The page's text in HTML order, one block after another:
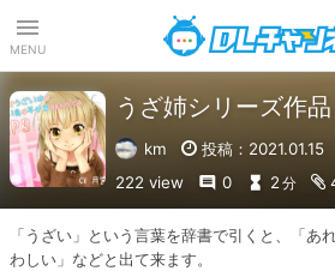
MENU
うざ姉シリーズ作
km 投稿：2021.01.15
222 view
0 2 分
「うざい」という言葉を辞書で引くと、「あ
わしい」などと出て来ます。